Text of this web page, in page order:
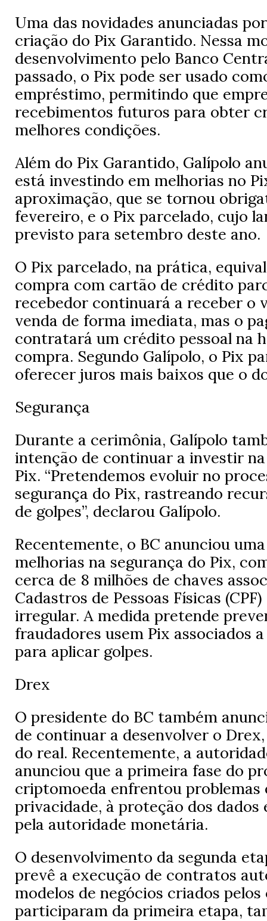
Uma das novidades anunciadas
criação do Pix Garantido. Nessa
desenvolvimento pelo Banco
passado, o Pix pode ser usado
empréstimo, permitindo que
recebimentos futuros para obter
melhores condições.
Além do Pix Garantido, Galípolo
está investindo em melhorias no
aproximação, que se tornou
fevereiro, e o Pix parcelado, cujo
previsto para setembro deste ano.
O Pix parcelado, na prática,
compra com cartão de crédito
recebedor continuará a receber o
venda de forma imediata, mas o
contratará um crédito pessoal na
compra. Segundo Galípolo, o Pix
oferecer juros mais baixos que o
Segurança
Durante a cerimônia, Galípolo
intenção de continuar a investir
Pix. “Pretendemos evoluir no
segurança do Pix, rastreando
de golpes”, declarou Galípolo.
Recentemente, o BC anunciou
melhorias na segurança do Pix,
cerca de 8 milhões de chaves
Cadastros de Pessoas Físicas
irregular. A medida pretende
fraudadores usem Pix associados
para aplicar golpes.
Drex
O presidente do BC também
de continuar a desenvolver o
do real. Recentemente, a
anunciou que a primeira fase do
criptomoeda enfrentou problemas
privacidade, à proteção dos dados
pela autoridade monetária.
O desenvolvimento da segunda
prevê a execução de contratos
modelos de negócios criados
participaram da primeira etapa,